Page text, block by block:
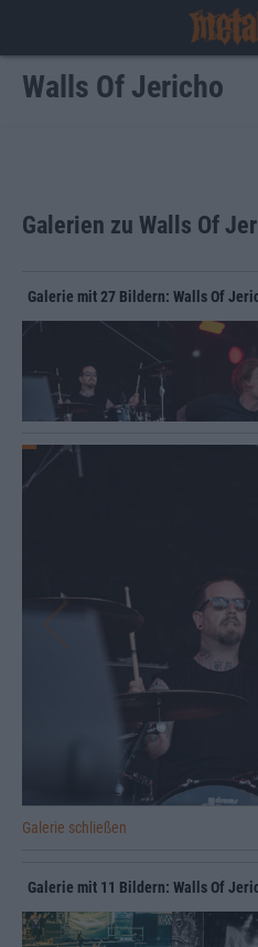
Walls Of Jericho
Galerien zu Walls Of
Galerie mit 27 Bildern: Walls Of
Galerie schließen
Galerie mit 11 Bildern: Walls Of